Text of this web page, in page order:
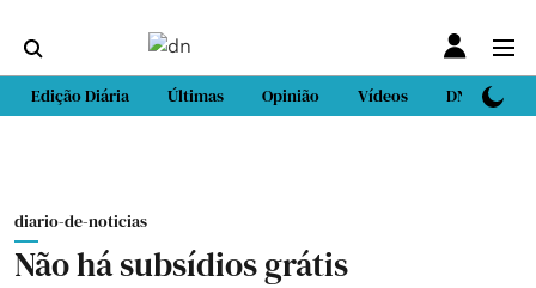
Edição Diária Últimas Opinião Vídeos DN Sport
diario-de-noticias
Não há subsídios grátis